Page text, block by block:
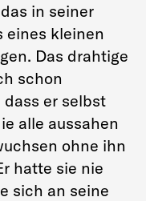
in seiner
eines kleinen
Das drahtige
schon
er selbst
alle aussahen
ohne ihn
hatte sie nie
sich an seine